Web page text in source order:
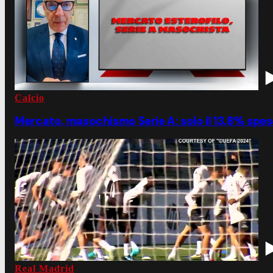
Calcio
Mercato, masochismo Serie A: solo il 13,8%
Real Madrid